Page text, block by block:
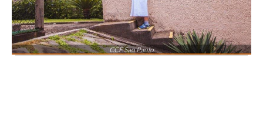
CCF Sao Paulo